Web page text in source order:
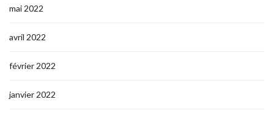
mai 2022
avril 2022
février 2022
janvier 2022